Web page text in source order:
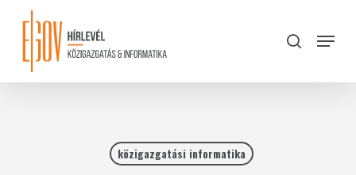
content
search
Menu
közigazgatási informatika
Close